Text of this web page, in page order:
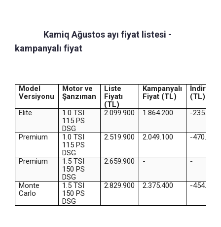
Kamiq Ağustos ayı fiyat listesi -
kampanyalı fiyat
Model
Versiyonu
Motor ve
Şanzıman
Liste
Fiyatı
(TL)
Kampanyalı
Fiyat (TL)
İndirim
(TL)
Elite
1.0 TSI
115 PS
DSG
2.099.900 1.864.200 -235.700
Premium
1.0 TSI
115 PS
DSG
2.519.900 2.049.100 -470.800
Premium
1.5 TSI
150 PS
DSG
2.659.900 - -
Monte
Carlo
1.5 TSI
150 PS
DSG
2.829.900 2.375.400 -454.500